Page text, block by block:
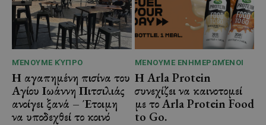
ΜΈΝΟΥΜΕ ΚΎΠΡΟ
Η αγαπημένη πισίνα του
Αγίου Ιωάννη Πιτσιλιάς
ανοίγει ξανά – Έτοιμη
να υποδεχθεί το κοινό
ΜΈΝΟΥΜΕ ΕΝΗΜΕΡΩΜΈΝΟΙ
Η Arla Protein
συνεχίζει να καινοτομεί
με το Arla Protein Food
to Go.